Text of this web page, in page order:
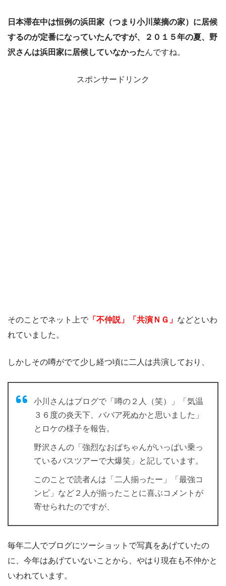
日本滞在中は恒例の浜田家（つまり小川菜摘の家）に居候
するのが定番になっていたんですが、２０１５年の夏、野
沢さんは浜田家に居候していなかったんですね。
スポンサードリンク
そのことでネット上で 「不仲説」「共演ＮＧ」 などといわ
れていました。
しかしその噂がでて少し経つ頃に二人は共演しており、
小川さんはブログで「噂の２人（笑）」「気温
３６度の炎天下、ババア死ぬかと思いました」
とロケの様子を報告。
野沢さんの「強烈なおばちゃんがいっぱい乗っ
ているバスツアーで大爆笑」と記しています。
このことで読者んは「二人揃ったー」「最強コ
ンビ」など２人が揃ったことに喜ぶコメントが
寄せられたのですが、
毎年二人でブログにツーショットで写真をあげていたの
に、今年はあげていないことから、やはり現在も不仲かと
いわれています。